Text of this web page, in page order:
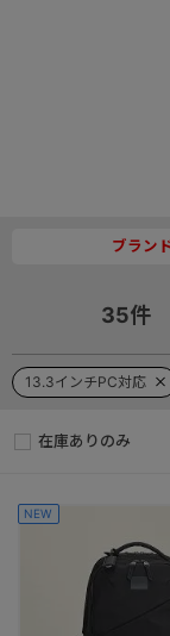
ブラン
35件
13.3インチPC対応
在庫ありのみ
NEW